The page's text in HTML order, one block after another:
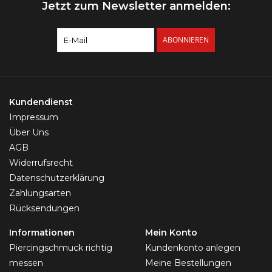
Jetzt zum Newsletter anmelden:
ABONNIEREN
Kundendienst
Impressum
Über Uns
AGB
Widerrufsrecht
Datenschutzerklärung
Zahlungsarten
Rücksendungen
Informationen
Piercingschmuck richtig
messen
Mein Konto
Kundenkonto anlegen
Meine Bestellungen